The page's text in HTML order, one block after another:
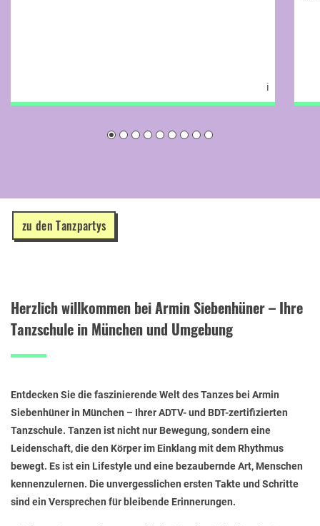
ℹ
zu den Tanzpartys
Herzlich willkommen bei Armin Siebenhüner – Ihre
Tanzschule in München und Umgebung
Entdecken Sie die faszinierende Welt des Tanzes bei Armin
Siebenhüner in München – Ihrer ADTV- und BDT-zertifizierten
Tanzschule. Tanzen ist nicht nur Bewegung, sondern eine
Leidenschaft, die den Körper im Einklang mit dem Rhythmus
bewegt. Es ist ein Lifestyle und eine bezaubernde Art, Menschen
kennenzulernen. Die unvergesslichen ersten Takte und Schritte
sind ein Versprechen für bleibende Erinnerungen.